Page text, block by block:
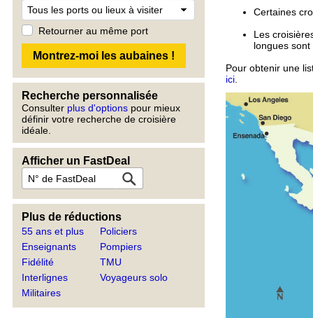
Retourner au même port
Recherche personnalisée
Consulter plus d'options pour mieux
définir votre recherche de croisière
idéale.
Afficher un FastDeal
Plus de réductions
55 ans et plus
Enseignants
Fidélité
Interlignes
Militaires
Policiers
Pompiers
TMU
Voyageurs solo
Certaines
Les
longues
Pour obtenir une
ici